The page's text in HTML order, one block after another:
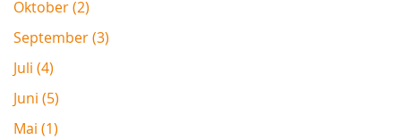
Oktober (2)
September (3)
Juli (4)
Juni (5)
Mai (1)